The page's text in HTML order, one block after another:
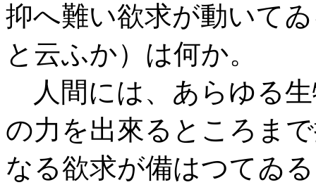
抑へ難い欲求が動いて
と云ふか）は何か。
人間には、あらゆる
の力を出來るところま
なる欲求が備はつてゐ